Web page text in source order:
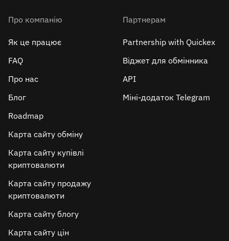
Про компанію
Як це працює
FAQ
Про нас
Блог
Roadmap
Карта сайту обміну
Карта сайту купівлі
криптовалюти
Карта сайту продажу
криптовалюти
Карта сайту блогу
Карта сайту цін
Партнерам
Partnership with Quickex
Віджет для обмінника
API
Міні-додаток Telegram